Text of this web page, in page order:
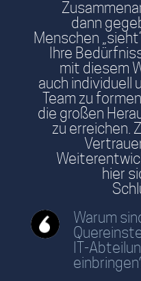
dann
Menschen
Ihre
mit diesem
auch individuell
Team zu
die großen
zu erreichen.
hier
Warum
IT-